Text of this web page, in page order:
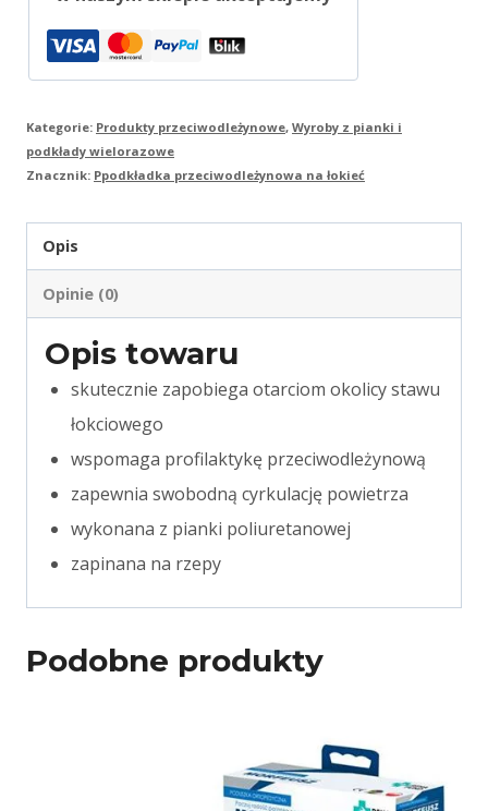
Lima
Kategorie: Produkty przeciwodleżynowe, Wyroby z pianki i
podkłady wielorazowe
Znacznik: Ppodkładka przeciwodleżynowa na łokieć
Opis
Opinie (0)
Opis towaru
skutecznie zapobiega otarciom okolicy stawu
łokciowego
wspomaga profilaktykę przeciwodleżynową
zapewnia swobodną cyrkulację powietrza
wykonana z pianki poliuretanowej
zapinana na rzepy
Podobne produkty